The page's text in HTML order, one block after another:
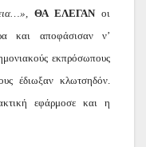
ΘΑ ΕΛΕΓΑΝοι
και αποφάσισαν ν’
εκπρόσωπους
έδιωξαν κλωτσηδόν.
εφάρμοσε και η